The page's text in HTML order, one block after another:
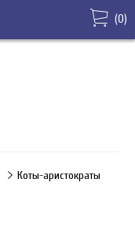
(0)
Коты-аристократы